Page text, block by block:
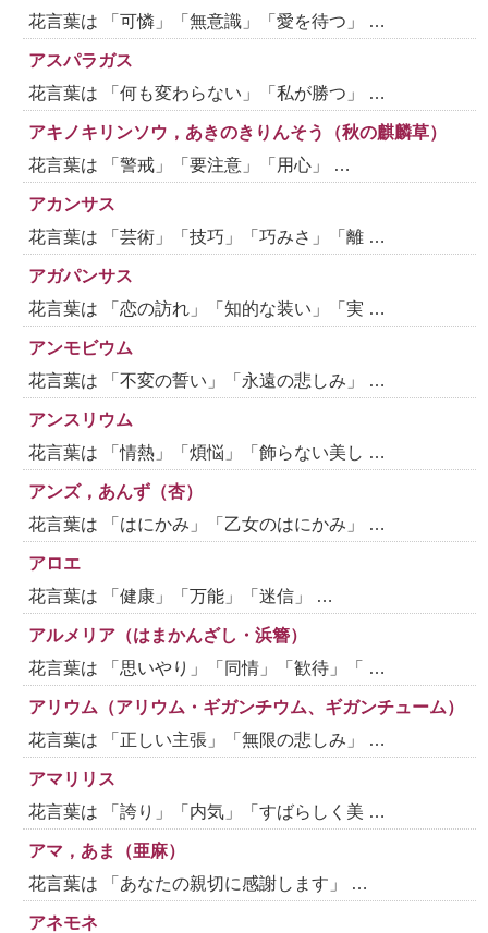
花言葉は 「可憐」「無意識」「愛を待つ」 …
アスパラガス
花言葉は 「何も変わらない」「私が勝つ」 …
アキノキリンソウ，あきのきりんそう（秋の麒麟草）
花言葉は 「警戒」「要注意」「用心」 …
アカンサス
花言葉は 「芸術」「技巧」「巧みさ」「離 …
アガパンサス
花言葉は 「恋の訪れ」「知的な装い」「実 …
アンモビウム
花言葉は 「不変の誓い」「永遠の悲しみ」 …
アンスリウム
花言葉は 「情熱」「煩悩」「飾らない美し …
アンズ，あんず（杏）
花言葉は 「はにかみ」「乙女のはにかみ」 …
アロエ
花言葉は 「健康」「万能」「迷信」 …
アルメリア（はまかんざし・浜簪）
花言葉は 「思いやり」「同情」「歓待」「 …
アリウム（アリウム・ギガンチウム、ギガンチューム）
花言葉は 「正しい主張」「無限の悲しみ」 …
アマリリス
花言葉は 「誇り」「内気」「すばらしく美 …
アマ，あま（亜麻）
花言葉は 「あなたの親切に感謝します」 …
アネモネ